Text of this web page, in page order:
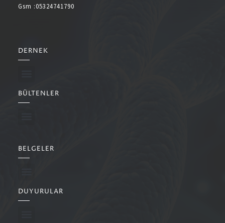
Gsm :05324741790
DERNEK
BÜLTENLER
BELGELER
DUYURULAR